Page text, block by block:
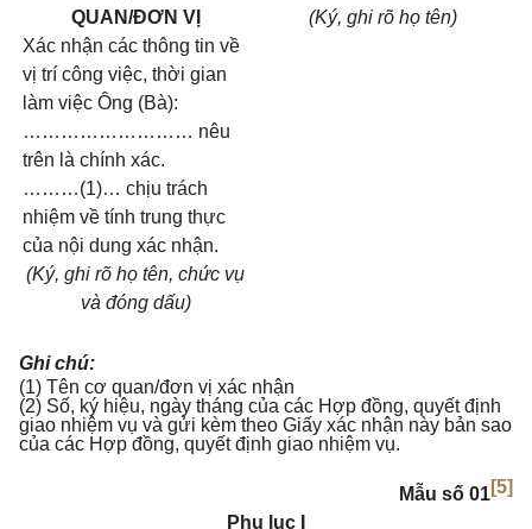
QUAN/ĐƠN VỊ
Xác nhận các thông tin về
vị trí công việc, thời gian
làm việc Ông (Bà):
……………………… nêu
trên là chính xác.
………(1)… chịu trách
nhiệm về tính trung thực
của nội dung xác nhận.
(Ký, ghi rõ họ tên, chức vụ
và đóng dấu)
(Ký, ghi rõ họ tên)
Ghi chú:
(1) Tên cơ quan/đơn vị xác nhận
(2) Số, ký hiệu, ngày tháng của các Hợp đồng, quyết định
giao nhiệm vụ và gửi kèm theo Giấy xác nhận này bản sao
của các Hợp đồng, quyết định giao nhiệm vụ.
Mẫu số 01[5]
Phụ lục I